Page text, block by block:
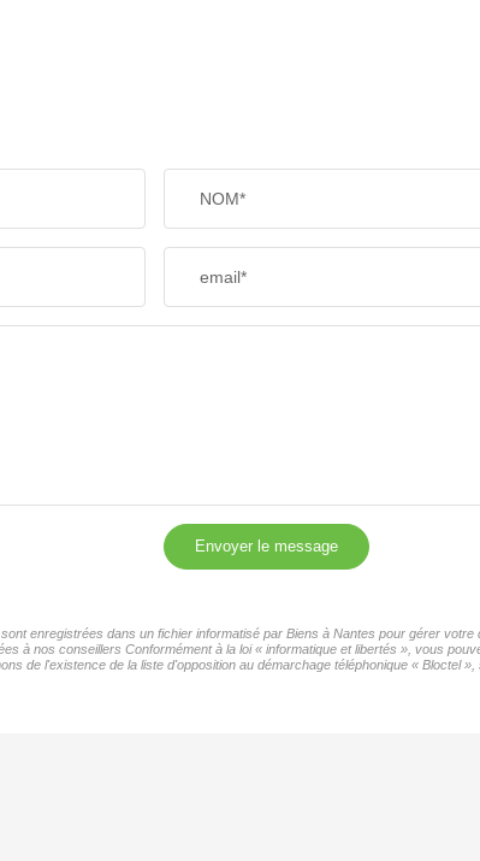
NOM*
email*
Envoyer le message
enregistrées dans un fichier informatisé par Biens à Nantes pour gérer
à nos conseillers Conformément à la loi « informatique et libertés », vous
de l'existence de la liste d'opposition au démarchage téléphonique « Bloctel